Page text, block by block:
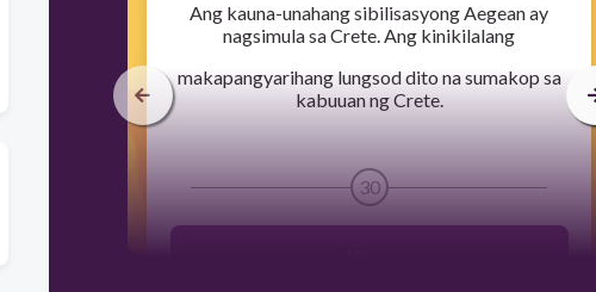
​Ang kauna-unahang sibilisasyong Aegean ay
nagsimula sa Crete. Ang kinikilalang
makapangyarihang lungsod dito na sumakop sa
kabuuan ng Crete.
30